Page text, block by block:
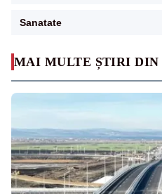
MAI MULTE ȘTIRI DIN
Sanatate